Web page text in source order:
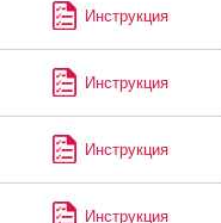
Инструкция
Инструкция
Инструкция
Инструкция